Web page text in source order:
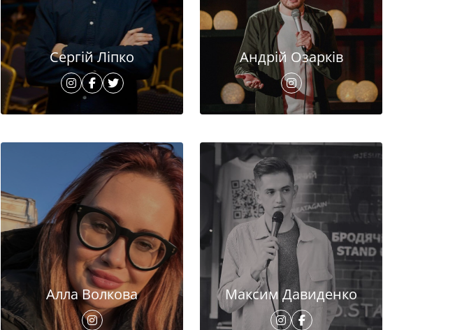
Сергій Ліпко Андрій Озарків
Алла Волкова Максим Давиденко